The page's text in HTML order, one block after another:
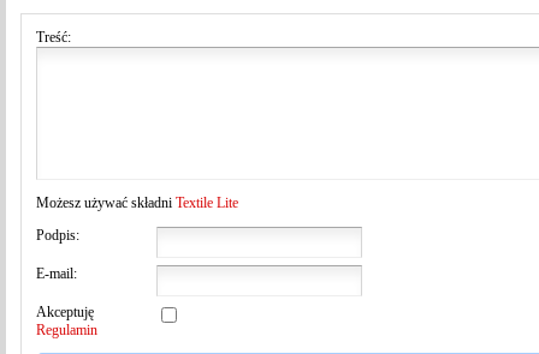
Treść:
Możesz używać składni Textile Lite
Podpis:
E-mail:
Akceptuję
Regulamin